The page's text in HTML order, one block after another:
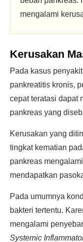
mengalami
Kerusakan
Pada kasus
pankreatitis kronis,
cepat teratasi dapat
pankreas yang
Kerusakan yang
tingkat kematian
pankreas
mendapatkan
Pada umumnya
bakteri tertentu.
mengalami
Systemic